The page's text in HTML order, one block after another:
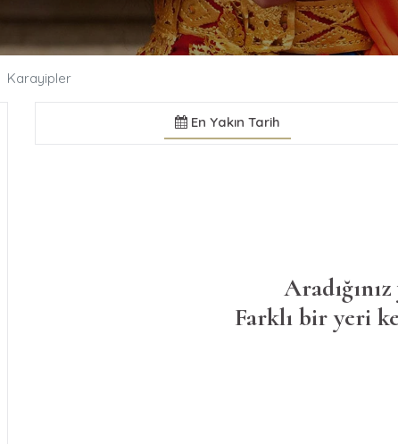
Karayipler
En Yakın Tarih
Farklı bir yeri